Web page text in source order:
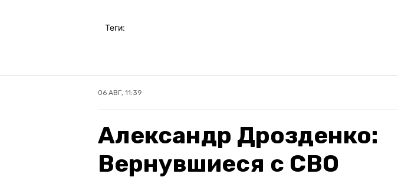
Теги:
06 АВГ, 11:39
Александр Дрозденко:
Вернувшиеся с СВО